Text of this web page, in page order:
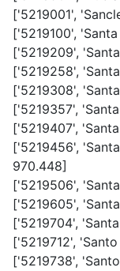
['5219001',
['5219100',
['5219209',
['5219258',
['5219308',
['5219357',
['5219407',
['5219456',
970.448]
['5219506',
['5219605',
['5219704',
['5219712',
['5219738',